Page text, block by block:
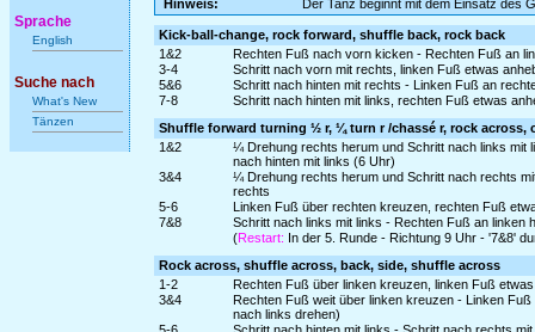
Sprache
English
Suche nach
What's New
Tänzen
Hinweis:
Der Tanz beginnt mit dem Einsatz des
Kick-ball-change, rock forward, shuffle back, rock back
1&2
Rechten Fuß nach vorn kicken - Rechten Fuß an
3-4
Schritt nach vorn mit rechts, linken Fuß etwas
5&6
Schritt nach hinten mit rechts - Linken Fuß an
7-8
Schritt nach hinten mit links, rechten Fuß etwas
Shuffle forward turning ½ r, ¼ turn r /chassé r, rock across,
1&2
¼ Drehung rechts herum und Schritt nach links
nach hinten mit links (6 Uhr)
3&4
¼ Drehung rechts herum und Schritt nach rechts
rechts
5-6
Linken Fuß über rechten kreuzen, rechten Fuß
7&8
Schritt nach links mit links - Rechten Fuß an linken
(Restart: In der 5. Runde - Richtung 9 Uhr - '7&8'
Rock across, shuffle across, back, side, shuffle across
1-2
Rechten Fuß über linken kreuzen, linken Fuß
3&4
Rechten Fuß weit über linken kreuzen - Linken
nach links drehen)